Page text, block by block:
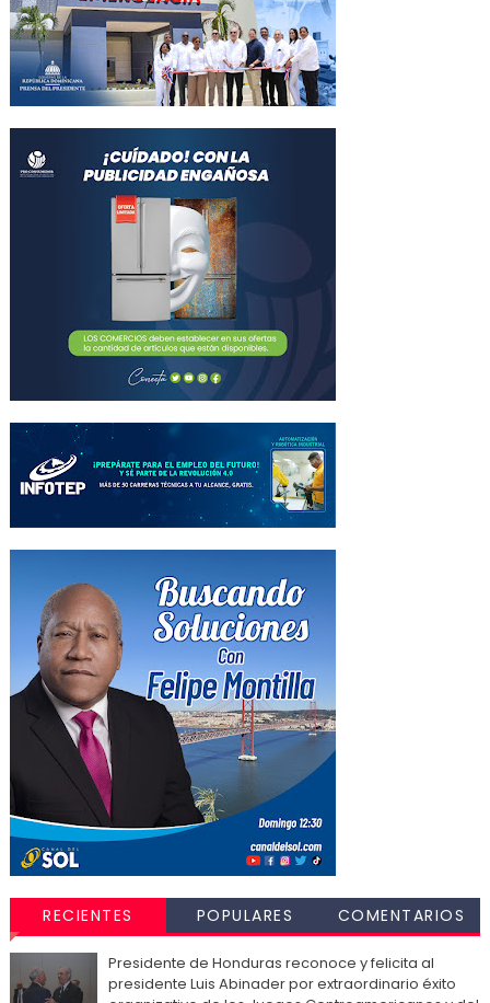
RECIENTES POPULARES COMENTARIOS
Presidente de Honduras reconoce y felicita al
presidente Luis Abinader por extraordinario éxito